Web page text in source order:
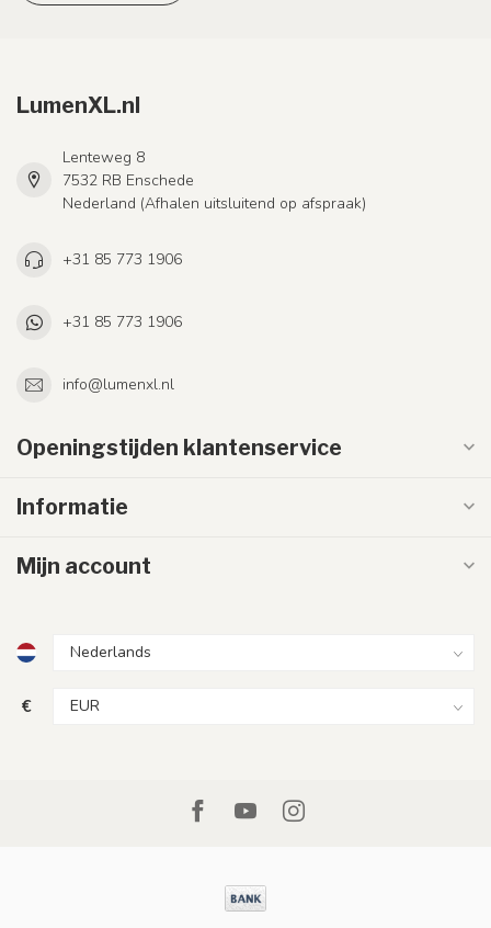
LumenXL.nl
Lenteweg 8
7532 RB Enschede
Nederland (Afhalen uitsluitend op afspraak)
+31 85 773 1906
+31 85 773 1906
info@lumenxl.nl
Openingstijden klantenservice
Informatie
Mijn account
€